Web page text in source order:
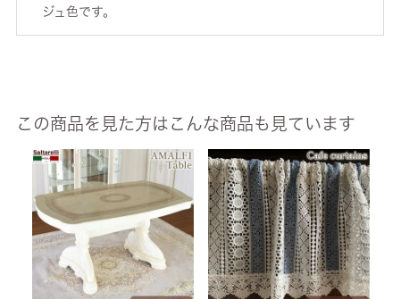
ジュ色です。
この商品を見た方はこんな商品も見ています